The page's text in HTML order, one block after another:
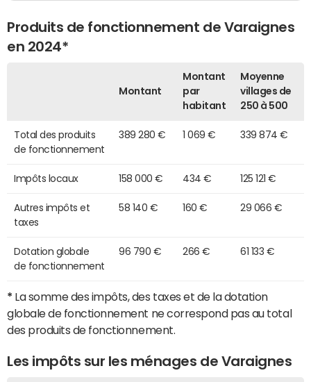
Produits de fonctionnement de Varaignes
en 2024*
Montant
Montant
par
habitant
Moyenne
villages de
250 à 500
Total des produits
de fonctionnement
389 280 € 1 069 € 339 874 €
Impôts locaux 158 000 € 434 € 125 121 €
Autres impôts et
taxes
58 140 € 160 € 29 066 €
Dotation globale
de fonctionnement
96 790 € 266 € 61 133 €
* La somme des impôts, des taxes et de la dotation
globale de fonctionnement ne correspond pas au total
des produits de fonctionnement.
Les impôts sur les ménages de Varaignes